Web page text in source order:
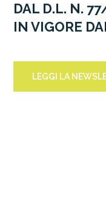
DAL D.L. N.
IN VIGORE
LEGGI LA